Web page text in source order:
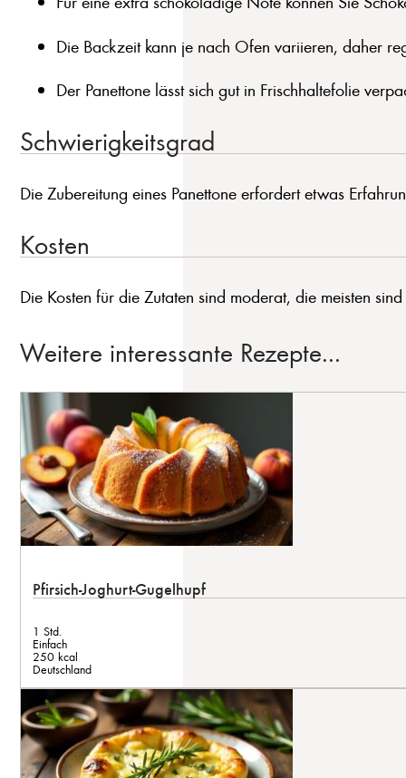
Die Backzeit kann je nach Ofen variieren, daher
Der Panettone lässt sich gut in Frischhaltefolie
Schwierigkeitsgrad
Die Zubereitung eines Panettone erfordert etwas
Kosten
Die Kosten für die Zutaten sind moderat, die meisten
Weitere interessante Rezepte...
Pfirsich-Joghurt-Gugelhupf
1 Std.
Einfach
250 kcal
Deutschland